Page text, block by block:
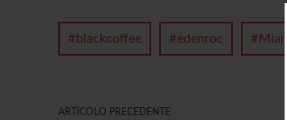
blackcoffee edenroc Miami
ARTICOLO PRECEDENTE